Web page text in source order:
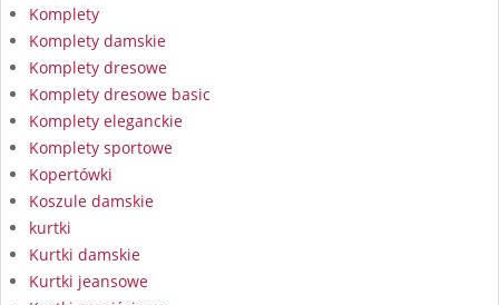
Komplety
Komplety damskie
Komplety dresowe
Komplety dresowe basic
Komplety eleganckie
Komplety sportowe
Kopertówki
Koszule damskie
kurtki
Kurtki damskie
Kurtki jeansowe